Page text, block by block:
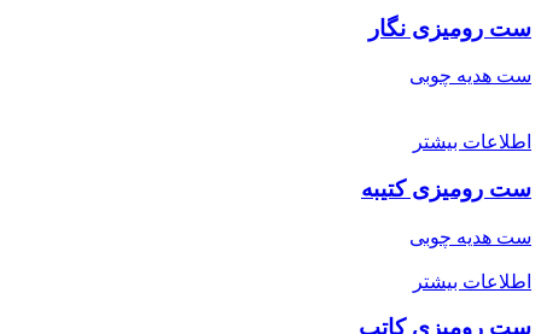
ست رومیزی نگار
ست هدیه چوبی
اطلاعات بیشتر
ست رومیزی کتیبه
ست هدیه چوبی
اطلاعات بیشتر
ست رومیزی کاتب